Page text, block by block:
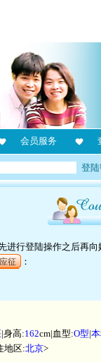
会员服务
登
进行登陆操作之后再
征 ：
|身高:162cm|血型:O型|
地区:北京>